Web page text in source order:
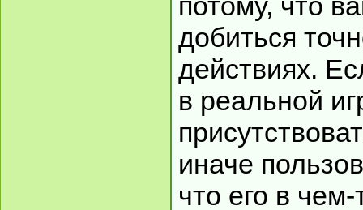
добиться
действиях.
в реальной
иначе
что его в